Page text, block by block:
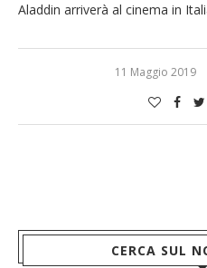
Aladdin arriverà al cinema in
11 Maggio 2019
CERCA SUL